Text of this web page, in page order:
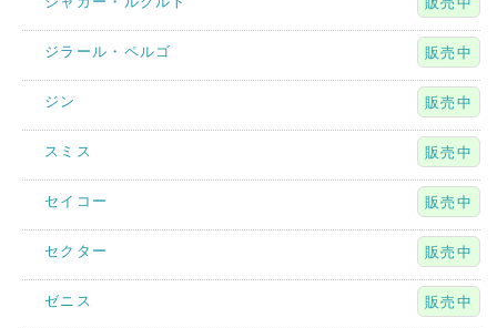
ジラール・ペルゴ 販売中
ジン 販売中
スミス 販売中
セイコー 販売中
セクター 販売中
ゼニス 販売中